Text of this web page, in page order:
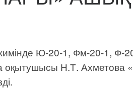
Ю-20-1, Фм-20-1, Ф-
оқытушысы Н.Т. Ахметова